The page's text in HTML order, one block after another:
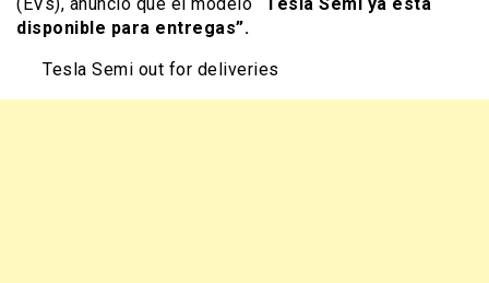
(EVs), anunció que el modelo “Tesla Semi ya está
disponible para entregas”.
Tesla Semi out for deliveries